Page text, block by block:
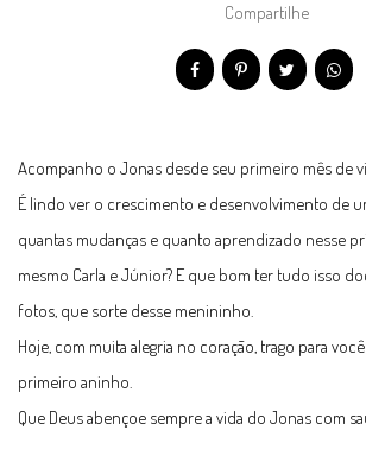
Compartilhe
Acompanho o Jonas desde seu primeiro mês de
É lindo ver o crescimento e desenvolvimento de
quantas mudanças e quanto aprendizado nesse
mesmo Carla e Júnior? E que bom ter tudo isso
fotos, que sorte desse menininho.
Hoje, com muita alegria no coração, trago para
primeiro aninho.
Que Deus abençoe sempre a vida do Jonas com